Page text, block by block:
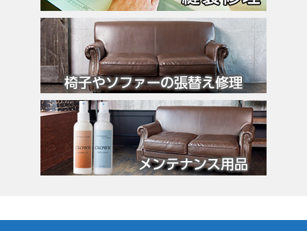
カンペール
ギ・ラロッシュ
グッチ
クロエ
クロコラックス
クロムハーツ
コーチ